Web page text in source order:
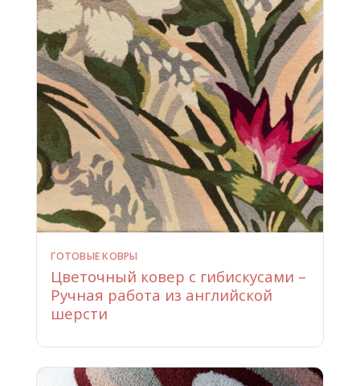
ГОТОВЫЕ КОВРЫ
Цветочный ковер с гибискусами –
Ручная работа из английской
шерсти